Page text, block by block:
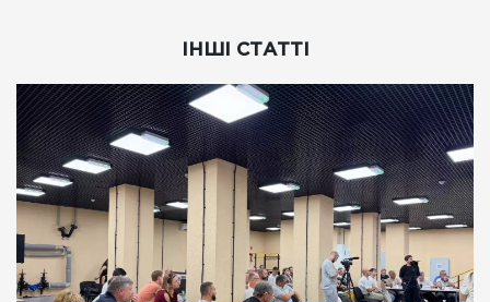
ІНШІ СТАТТІ